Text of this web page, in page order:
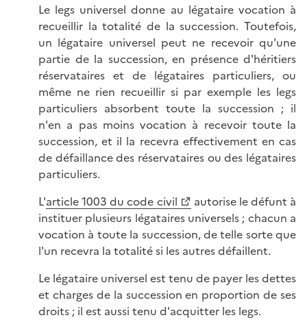
Le legs universel donne au légataire vocation à
recueillir la totalité de la succession. Toutefois,
un légataire universel peut ne recevoir qu'une
partie de la succession, en présence d'héritiers
réservataires et de légataires particuliers, ou
même ne rien recueillir si par exemple les legs
particuliers absorbent toute la succession ; il
n'en a pas moins vocation à recevoir toute la
succession, et il la recevra effectivement en cas
de défaillance des réservataires ou des légataires
particuliers.
L'article 1003 du code civil
autorise le défunt à
instituer plusieurs légataires universels ; chacun a
vocation à toute la succession, de telle sorte que
l'un recevra la totalité si les autres défaillent.
Le légataire universel est tenu de payer les dettes
et charges de la succession en proportion de ses
droits ; il est aussi tenu d'acquitter les legs.